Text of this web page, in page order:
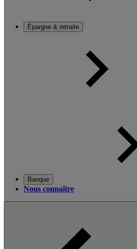
Épargne & retraite
Banque
Nous connaître